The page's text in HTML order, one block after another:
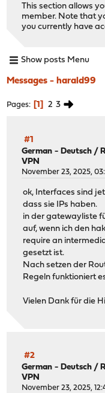
This section allows
member. Note that
you currently have
Show posts Menu
Messages - harald99
Pages 1 2 3
#1
German - Deutsch /
VPN
November 23, 2025,
ok, Interfaces sind
dass sie IPs haben.
in der gatewayliste
auf, wenn ich den
require an
gesetzt ist.
Nach setzen der
Regeln funktioniert
Vielen Dank für die
#2
German - Deutsch /
VPN
November 23, 2025,